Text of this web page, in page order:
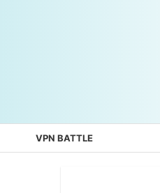
VPN BATTLE